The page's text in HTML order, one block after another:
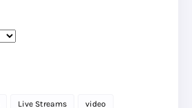
Live Streams video